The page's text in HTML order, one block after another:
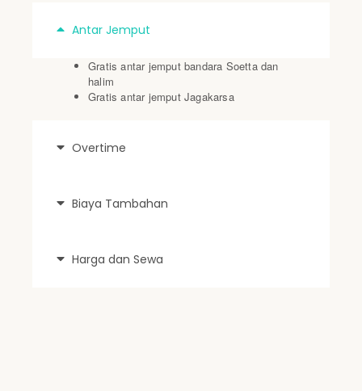
Antar Jemput
Gratis antar jemput bandara Soetta dan
halim
Gratis antar jemput Jagakarsa
Overtime
Biaya Tambahan
Harga dan Sewa